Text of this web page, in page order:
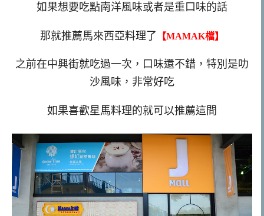
如果想要吃點南洋風味或者是重口味的話
那就推薦馬來西亞料理了 【MAMAK檔】
之前在中興街就吃過一次，口味還不錯，特別是叻
沙風味，非常好吃
如果喜歡星馬料理的就可以推薦這間